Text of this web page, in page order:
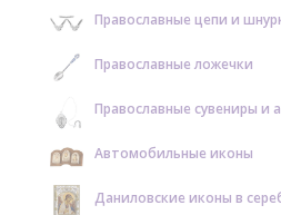
Православные цепи и
Православные ложечки
Православные сувениры и
Автомобильные иконы
Даниловские иконы в